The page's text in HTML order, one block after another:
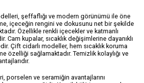
şeffaflığı ve modern görünümü ile öne
içeceğin rengini ve dokusunu net bir şekilde
Özellikle renkli içecekler ve katmanlı
Cam kupalar, sıcaklık değişimlerine dayanıklı
Çift cidarlı modeller, hem sıcaklık koruma
özelliği sağlamaktadır. Temizlik kolaylığı ve
porselen ve seramiğin avantajlarını